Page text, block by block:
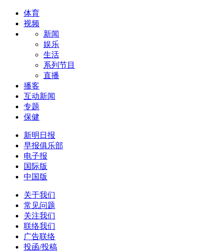
体育
视频
新闻
娱乐
生活
系列节目
直播
播客
互动新闻
专题
保健
新明日报
早报俱乐部
电子报
国际版
中国版
关于我们
常见问题
关注我们
联络我们
广告联络
投函/投稿